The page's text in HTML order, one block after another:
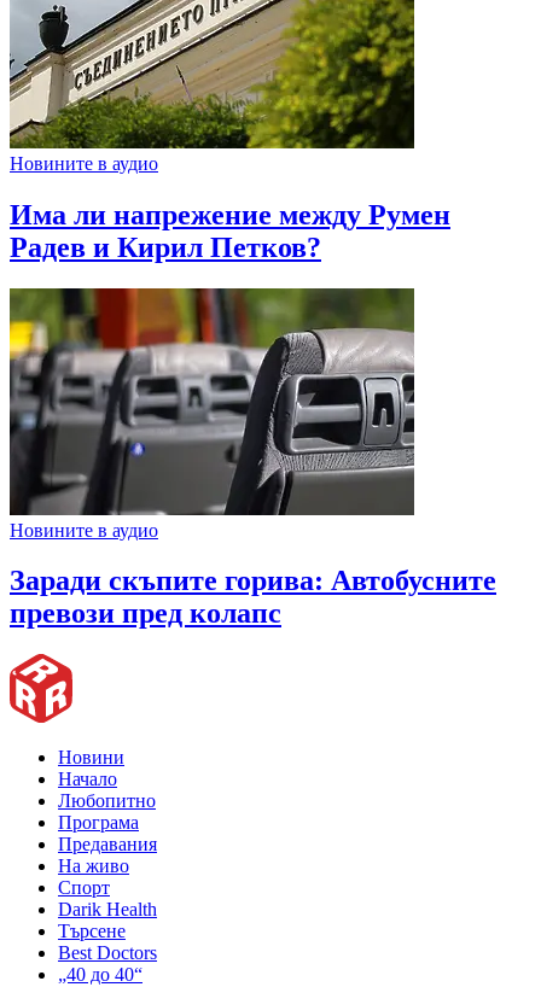
Новините в аудио
Има ли напрежение между Румен
Радев и Кирил Петков?
Новините в аудио
Заради скъпите горива: Автобусните
превози пред колапс
Новини
Начало
Любопитно
Програма
Предавания
На живо
Спорт
Darik Health
Търсене
Best Doctors
„40 до 40“